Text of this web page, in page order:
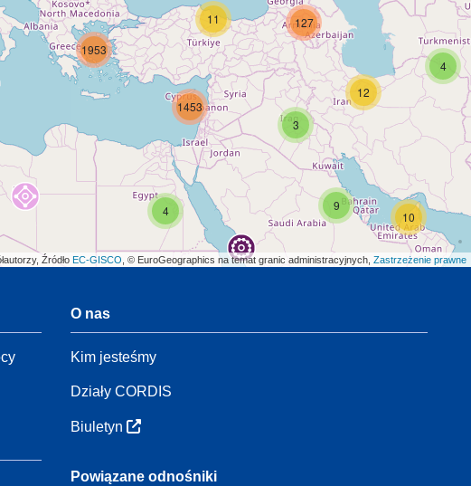
9
10
6
4
3
12
127
4
11
1453
1953
Źródło EC-GISCO , © EuroGeographics na temat granic administracyjnych, Zastrzeżenie prawne
O nas
Kim jesteśmy
Działy CORDIS
Biuletyn
Powiązane odnośniki